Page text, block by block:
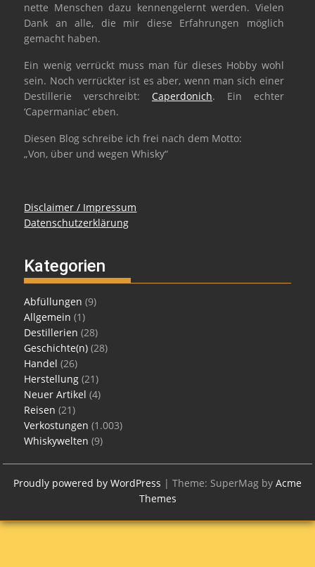
nette Menschen dazu kennengelernt werden. Vielen
Dank an alle, die mir diese Erfahrungen möglich
gemacht haben.
Ein wenig verrückt muss man für dieses Hobby wohl
sein. Noch verrückter ist es aber, wenn man sich einer
Destillerie verschreibt: Caperdonich. Ein echter
‘Capermaniac‘ eben.
Diesen Blog schreibe ich frei nach dem Motto:
„Von, über und wegen Whisky“
Disclaimer / Impressum
Datenschutzerklärung
Kategorien
Abfüllungen (9)
Allgemein (1)
Destillerien (28)
Geschichte(n) (28)
Handel (26)
Herstellung (21)
Neuer Artikel (4)
Reisen (21)
Verkostungen (1.003)
Whiskywelten (9)
Proudly powered by WordPress | Theme: SuperMag by Acme
Themes